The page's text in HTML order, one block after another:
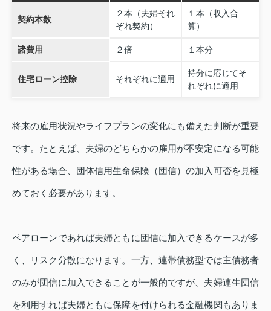
契約本数
２本（夫婦それ
ぞれ契約）
１本（収入合
算）
諸費用 ２倍 １本分
住宅ローン控除 それぞれに適用
持分に応じてそ
れぞれに適用
将来の雇用状況やライフプランの変化にも備えた判断が重要
です。たとえば、夫婦のどちらかの雇用が不安定になる可能
性がある場合、団体信用生命保険（団信）の加入可否を見極
めておく必要があります。
ペアローンであれば夫婦ともに団信に加入できるケースが多
く、リスク分散になります。一方、連帯債務型では主債務者
のみが団信に加入できることが一般的ですが、夫婦連生団信
を利用すれば夫婦ともに保障を付けられる金融機関もありま